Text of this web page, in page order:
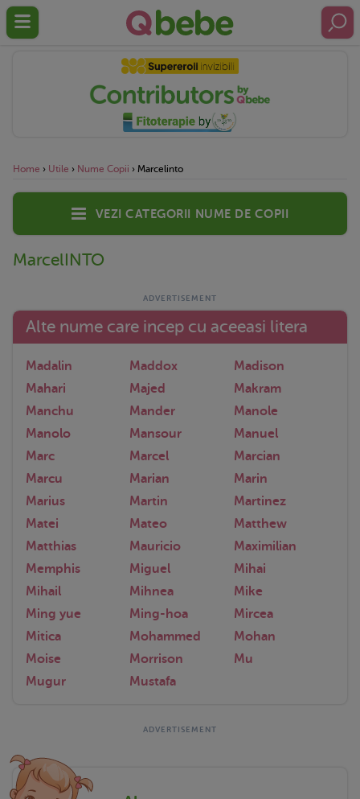
Home › Utile › Nume Copii › Marcelinto
Vezi categorii nume de copii
MarcelINTO
Alte nume care incep cu aceeasi litera
Madalin Maddox
Madison
Mahari
Majed
Makram
Manchu
Mander
Manole
Manolo
Mansour
Manuel
Marc
Marcel
Marcian
Marcu
Marian
Marin
Marius
Martin
Martinez
Matei
Mateo
Matthew
Matthias
Mauricio
Maximilian
Memphis
Miguel
Mihai
Mihail
Mihnea
Mike
Ming yue
Ming-hoa
Mircea
Mitica
Mohammed
Mohan
Moise
Morrison
Mu
Mugur
Mustafa